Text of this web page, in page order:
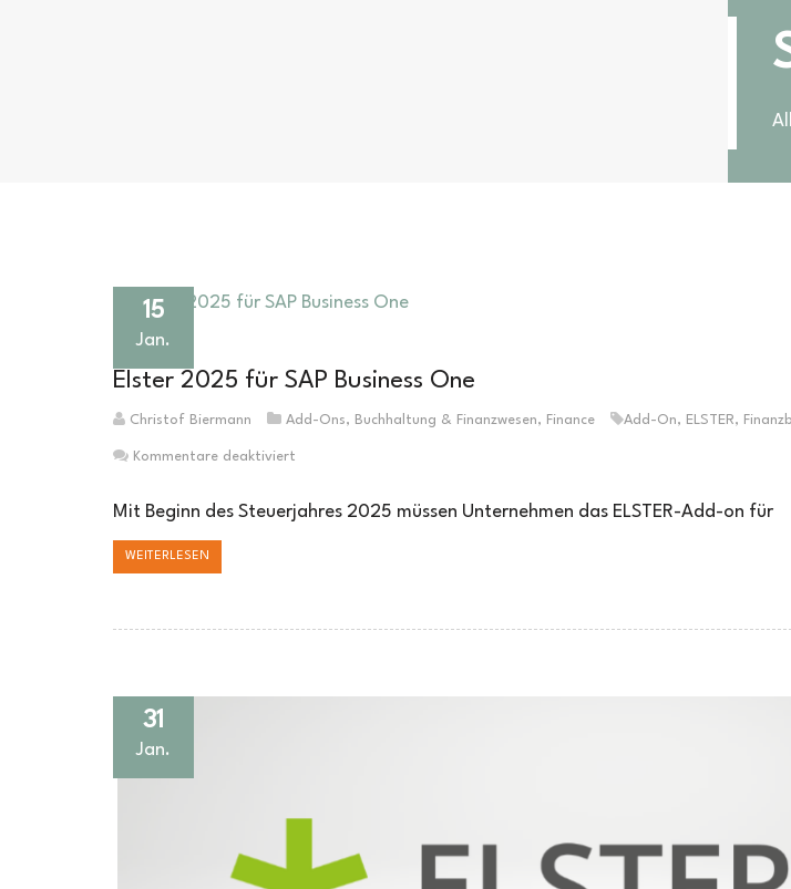
15
Jan.
Elster 2025 für SAP Business One
Christof Biermann Add-Ons, Buchhaltung & Finanzwesen, Finance Add-On, ELSTER,
Kommentare deaktiviert
2025
Mit Beginn des Steuerjahres 2025 müssen Unternehmen das ELSTER-Add-on für
WEITERLESEN
31
Jan.